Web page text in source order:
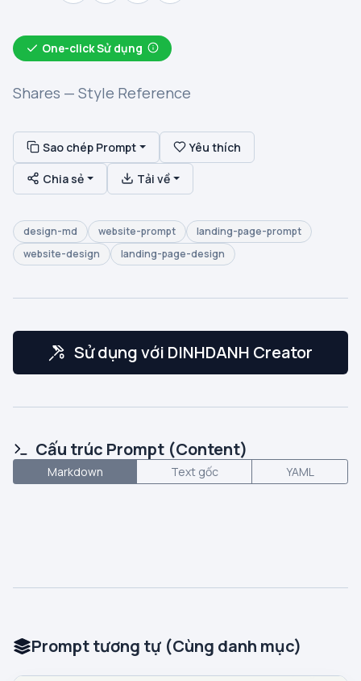
One-click Sử dụng
Shares — Style Reference
Sao chép Prompt Yêu thích
Chia sẻ Tải về
design-md website-prompt
landing-page-prompt
website-design
landing-page-design
Sử dụng với DINHDANH Creator
Cấu trúc Prompt (Content)
Markdown Text gốc YAML
Prompt tương tự (Cùng danh mục)